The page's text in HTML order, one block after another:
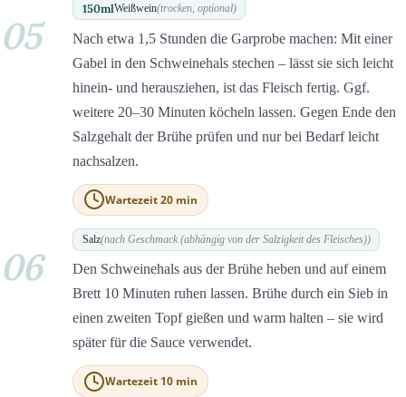
150mlWeißwein(trocken, optional)
05
Nach etwa 1,5 Stunden die Garprobe machen: Mit einer
Gabel in den Schweinehals stechen – lässt sie sich leicht
hinein- und herausziehen, ist das Fleisch fertig. Ggf.
weitere 20–30 Minuten köcheln lassen. Gegen Ende den
Salzgehalt der Brühe prüfen und nur bei Bedarf leicht
nachsalzen.
Wartezeit 20 min
Salz(nach Geschmack (abhängig von der Salzigkeit des Fleisches))
06
Den Schweinehals aus der Brühe heben und auf einem
Brett 10 Minuten ruhen lassen. Brühe durch ein Sieb in
einen zweiten Topf gießen und warm halten – sie wird
später für die Sauce verwendet.
Wartezeit 10 min